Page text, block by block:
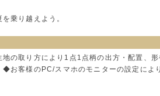
乗り越えよう。
の取り方により1点1点柄の出方・配置、
お客様のPC/スマホのモニターの設定によ